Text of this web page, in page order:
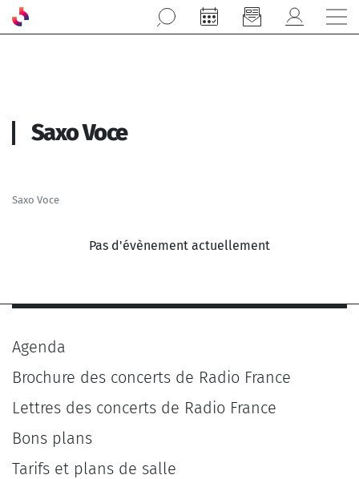
Aller au contenu principal
Saxo Voce
Saxo Voce
Pas d'évènement actuellement
Agenda
Brochure des concerts de Radio France
Lettres des concerts de Radio France
Bons plans
Tarifs et plans de salle